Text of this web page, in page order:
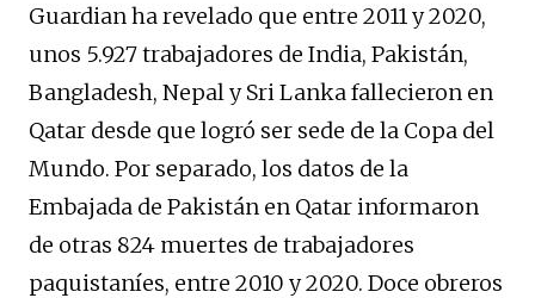
Guardian ha revelado que entre 2011 y 2020,
unos 5.927 trabajadores de India, Pakistán,
Bangladesh, Nepal y Sri Lanka fallecieron en
Qatar desde que logró ser sede de la Copa del
Mundo. Por separado, los datos de la
Embajada de Pakistán en Qatar informaron
de otras 824 muertes de trabajadores
paquistaníes, entre 2010 y 2020. Doce obreros